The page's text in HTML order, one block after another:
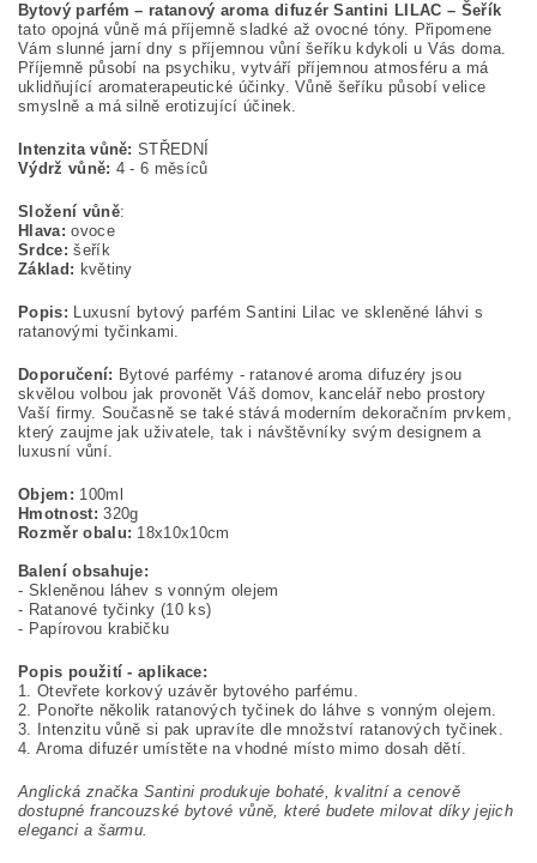
Bytový parfém – ratanový aroma difuzér Santini LILAC – Šeřík
tato opojná vůně má příjemně sladké až ovocné tóny. Připomene
Vám slunné jarní dny s příjemnou vůní šeříku kdykoli u Vás doma.
Příjemně působí na psychiku, vytváří příjemnou atmosféru a má
uklidňující aromaterapeutické účinky. Vůně šeříku působí velice
smyslně a má silně erotizující účinek.
Intenzita vůně: STŘEDNÍ
Výdrž vůně: 4 - 6 měsíců
Složení vůně:
Hlava:ovoce
Srdce:šeřík
Základ: květiny
Popis: Luxusní bytový parfém Santini Lilac ve skleněné láhvi s
ratanovými tyčinkami.
Doporučení: Bytové parfémy - ratanové aroma difuzéry jsou
skvělou volbou jak provonět Váš domov, kancelář nebo prostory
Vaší firmy. Současně se také stává moderním dekoračním prvkem,
který zaujme jak uživatele, tak i návštěvníky svým designem a
luxusní vůní.
Objem: 100ml
Hmotnost: 320g
Rozměr obalu: 18x10x10cm
Balení obsahuje:
- Skleněnou láhev s vonným olejem
- Ratanové tyčinky (10 ks)
- Papírovou krabičku
Popis použití - aplikace:
1. Otevřete korkový uzávěr bytového parfému.
2. Ponořte několik ratanových tyčinek do láhve s vonným olejem.
3. Intenzitu vůně si pak upravíte dle množství ratanových tyčinek.
4. Aroma difuzér umístěte na vhodné místo mimo dosah dětí.
Anglická značka Santini produkuje bohaté, kvalitní a cenově
dostupné francouzské bytové vůně, které budete milovat díky jejich
eleganci a šarmu.